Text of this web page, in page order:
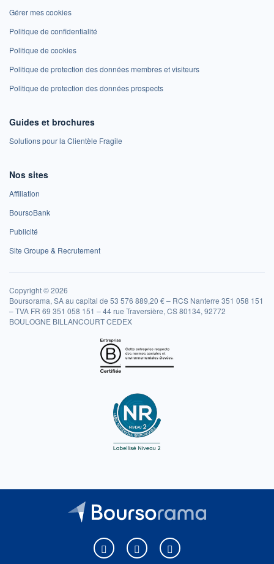
Gérer mes cookies
Politique de confidentialité
Politique de cookies
Politique de protection des données membres et visiteurs
Politique de protection des données prospects
Guides et brochures
Solutions pour la Clientèle Fragile
Nos sites
Affiliation
BoursoBank
Publicité
Site Groupe & Recrutement
Copyright © 2026
Boursorama, SA au capital de 53 576 889,20 € – RCS Nanterre 351 058 151
– TVA FR 69 351 058 151 – 44 rue Traversière, CS 80134, 92772
BOULOGNE BILLANCOURT CEDEX
Boursorama sur Facebook
Boursorama sur XBoursorama sur